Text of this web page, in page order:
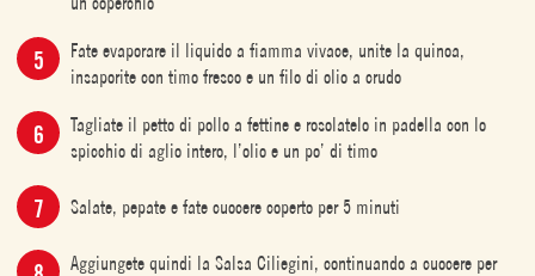
Fate evaporare il liquido a fiamma vivace, unite la quinoa,
insaporite con timo fresco e un filo di olio a crudo
Tagliate il petto di pollo a fettine e rosolatelo in padella con lo
spicchio di aglio intero, l’olio e un po’ di timo
Salate, pepate e fate cuocere coperto per 5 minuti
Aggiungete quindi la Salsa Ciliegini, continuando a cuocere per